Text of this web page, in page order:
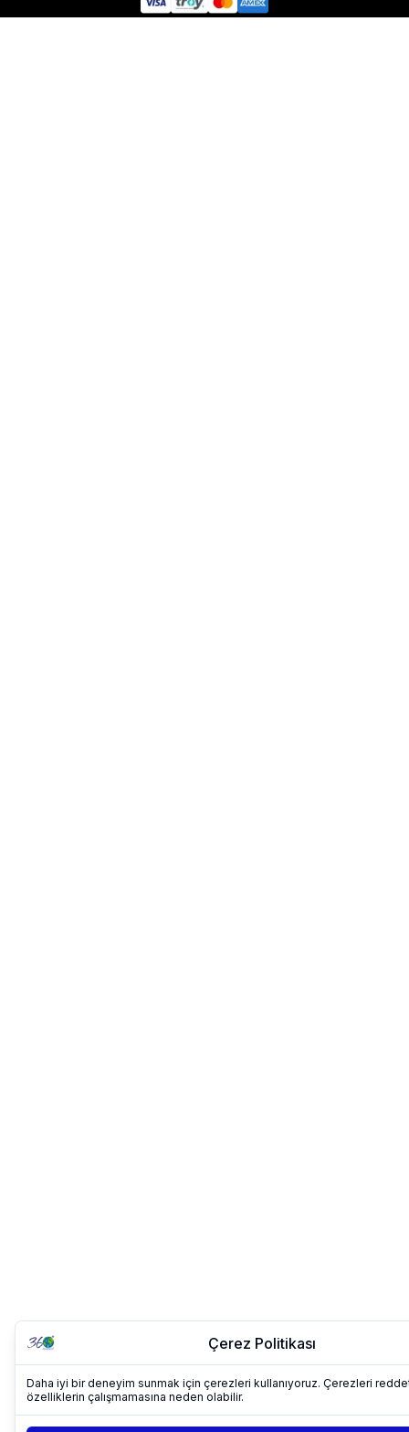
Çerez Politikası
Daha iyi bir deneyim sunmak için çerezleri kullanıyoruz. Çerezleri
özelliklerin çalışmamasına neden olabilir.